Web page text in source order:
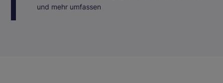
und mehr umfassen